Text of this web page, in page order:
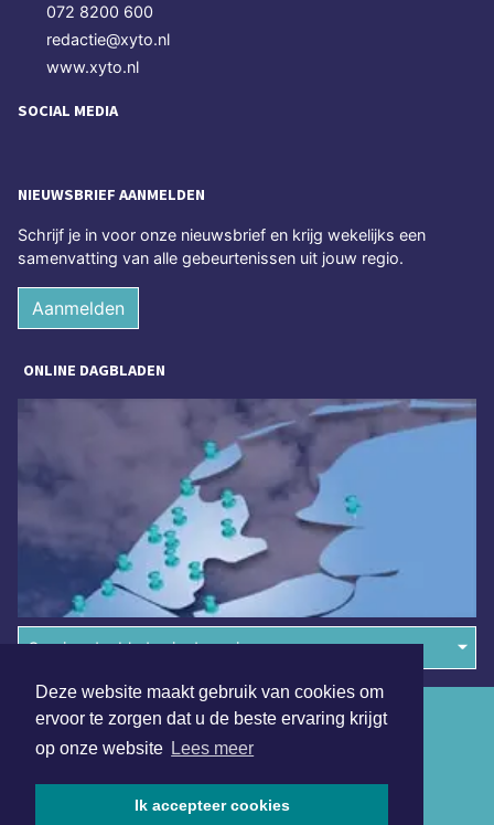
Deze website maakt gebruik van cookies om
ervoor te zorgen dat u de beste ervaring krijgt
op onze website Lees meer
Ik accepteer cookies
072 8200 600
redactie@xyto.nl
www.xyto.nl
SOCIAL MEDIA
NIEUWSBRIEF AANMELDEN
Schrijf je in voor onze nieuwsbrief en krijg wekelijks een
samenvatting van alle gebeurtenissen uit jouw regio.
Aanmelden
ONLINE DAGBLADEN
Overige dagbladen in de regio
Algemene voorwaarden
Disclaimer